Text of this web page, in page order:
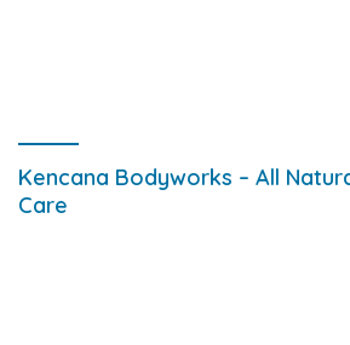
Kencana Bodyworks – All
Care